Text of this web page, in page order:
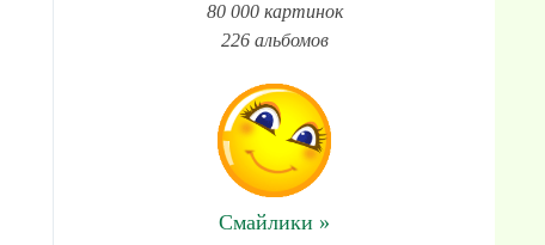
80 000 картинок
226 альбомов
Смайлики »